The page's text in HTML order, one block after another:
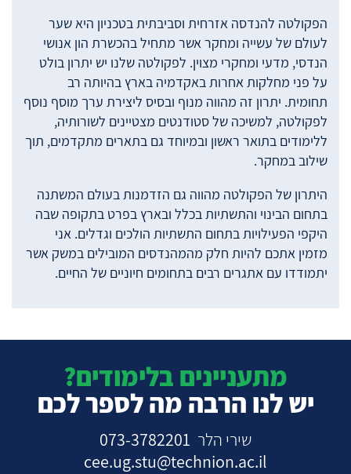
הפקולטה להנדסה אזרחית וסביבתית בטכניון היא שער
לעולם של עשייה ומחקר אשר מתחיל בהכשרת הון אנושי
הנדסי, מדעי ומחקרי מצוין. לפקולטה שלנו יש יתרון בולט
על פני מחלקות אחרות באקדמיה בארץ בהיותה רב
תחומית. יתרון זה מהווה מנוף ובסיס ליצירת ערך מוסף נוסף
לפקולטה, למשיכה של סטודנטים מצטיינים לשורותיה,
ללימודים בתואר ראשון ובמיוחד גם בתארים מתקדמים, תוך
שילוב במחקר.
היתרון של הפקולטה מהווה גם הזדמנות בעולם המשתנה
בתחום הבינוי והתשתיות בכלל ובארץ בפרט בתקופה שבה
היקפי הפעילויות בתחום התשתיות הולכים וגדלים. אני
מזמין אתכם להיות חלק מהמהנדסים המובילים במשק אשר
יתמודדו עם אתגרים רבים בתחומים חיוניים של החיים.
מתעניינים בלימודים?
יש לנו הרבה מה לספר לכם
שירי הלר 073-3782201
cee.ug.stu@technion.ac.il